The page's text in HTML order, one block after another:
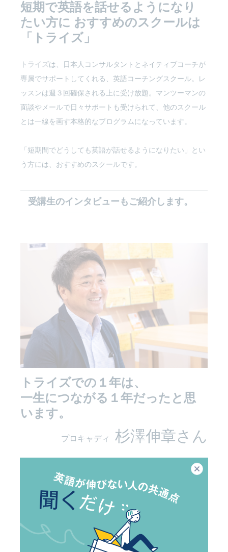
短期で英語を話せるようになり
たい方に おすすめのスクールは
「トライズ」
トライズは、日本人コンサルタントとネイティブコーチが
専属でサポートしてくれる、英語コーチングスクール。レ
ッスンは週３回確保される上に受け放題。マンツーマンの
面談やメールで日々サポートも受けられて、他のスクール
とは一線を画す本格的なプログラムになっています。
「短期間でどうしても英語が話せるようになりたい」とい
う方には、おすすめのスクールです。
受講生のインタビューもご紹介します。
トライズでの１年は、
一生につながる１年だったと思
います。
プロキャディ 杉澤伸章さん
インタビュー
Versant 29 → 40
目標：海外選手に英語でインタビ
閉じる